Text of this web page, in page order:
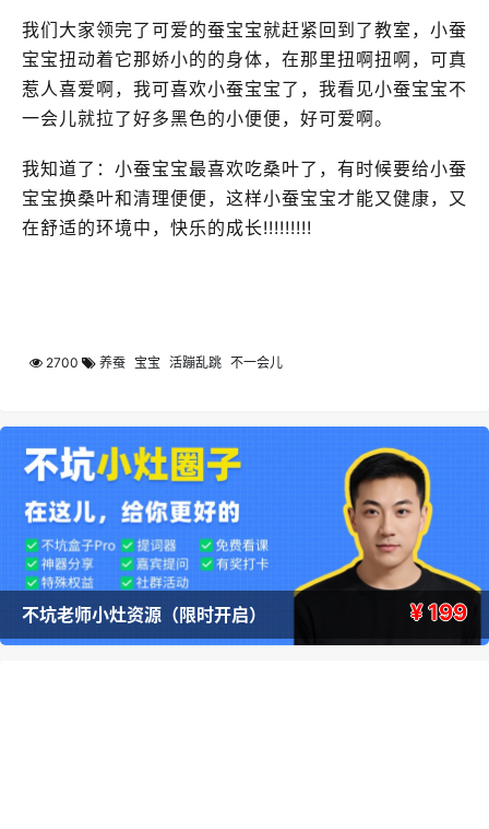
我们大家领完了可爱的蚕宝宝就赶紧回到了教室，小蚕
宝宝扭动着它那娇小的的身体，在那里扭啊扭啊，可真
惹人喜爱啊，我可喜欢小蚕宝宝了，我看见小蚕宝宝不
一会儿就拉了好多黑色的小便便，好可爱啊。
我知道了：小蚕宝宝最喜欢吃桑叶了，有时候要给小蚕
宝宝换桑叶和清理便便，这样小蚕宝宝才能又健康，又
在舒适的环境中，快乐的成长!!!!!!!!!
2700 养蚕 宝宝 活蹦乱跳 不一会儿
不坑老师小灶资源（限时开启） ¥ 199